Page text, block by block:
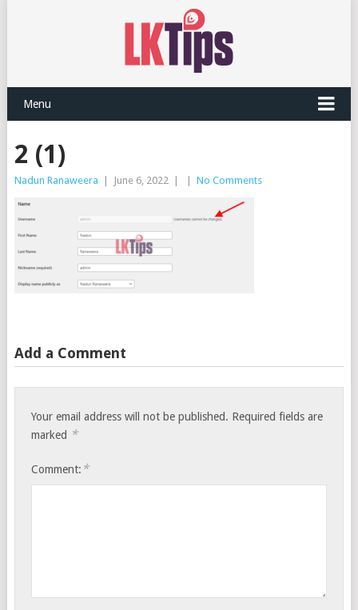
Menu
2 (1)
Nadun Ranaweera June 6, 2022 No Comments
Add a Comment
Your email address will not be published. Required fields are
marked *
Comment: *